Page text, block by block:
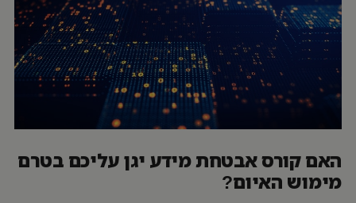
האם קורס אבטחת מידע יגן עליכם בטרם
מימוש האיום?